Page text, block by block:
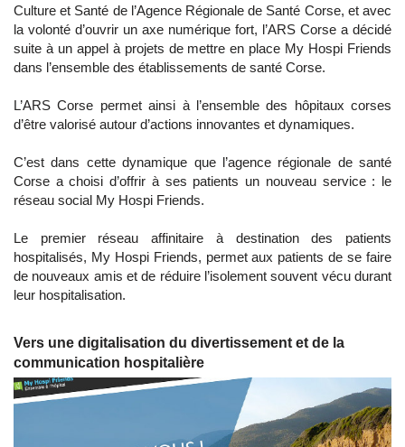
Culture et Santé de l’Agence Régionale de Santé Corse, et avec
la volonté d’ouvrir un axe numérique fort, l’ARS Corse a décidé
suite à un appel à projets de mettre en place My Hospi Friends
dans l’ensemble des établissements de santé Corse.
L’ARS Corse permet ainsi à l’ensemble des hôpitaux corses
d’être valorisé autour d’actions innovantes et dynamiques.
C’est dans cette dynamique que l’agence régionale de santé
Corse a choisi d’offrir à ses patients un nouveau service : le
réseau social My Hospi Friends.
Le premier réseau affinitaire à destination des patients
hospitalisés, My Hospi Friends, permet aux patients de se faire
de nouveaux amis et de réduire l’isolement souvent vécu durant
leur hospitalisation.
Vers une digitalisation du divertissement et de la
communication hospitalière